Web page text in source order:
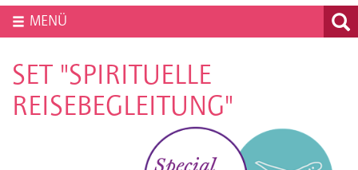
MENÜ
SET "SPIRITUELLE
REISEBEGLEITUNG"